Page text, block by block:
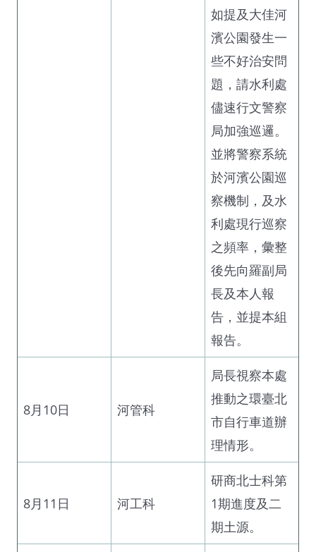
如提及大佳河
濱公園發生一
些不好治安問
題，請水利處
儘速行文警察
局加強巡邏。
並將警察系統
於河濱公園巡
察機制，及水
利處現行巡察
之頻率，彙整
後先向羅副局
長及本人報
告，並提本組
報告。
8月10日 河管科
局長視察本處
推動之環臺北
市自行車道辦
理情形。
8月11日 河工科
研商北士科第
1期進度及二
期土源。